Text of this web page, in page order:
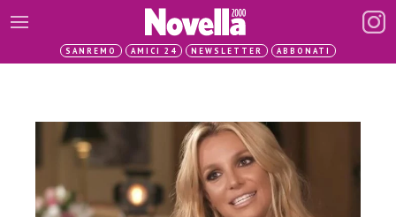
SANREMO AMICI 24 NEWSLETTER ABBONATI